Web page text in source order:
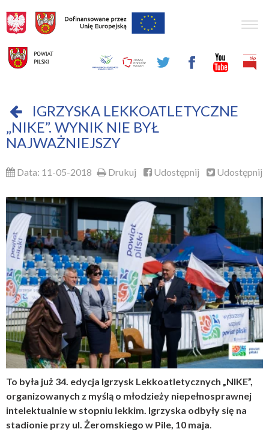
IGRZYSKA LEKKOATLETYCZNE
„NIKE”. WYNIK NIE BYŁ
NAJWAŻNIEJSZY
Data: 11-05-2018 Drukuj Udostępnij Udostępnij
To była już 34. edycja Igrzysk Lekkoatletycznych „NIKE”,
organizowanych z myślą o młodzieży niepełnosprawnej
intelektualnie w stopniu lekkim. Igrzyska odbyły się na
stadionie przy ul. Żeromskiego w Pile, 10 maja.